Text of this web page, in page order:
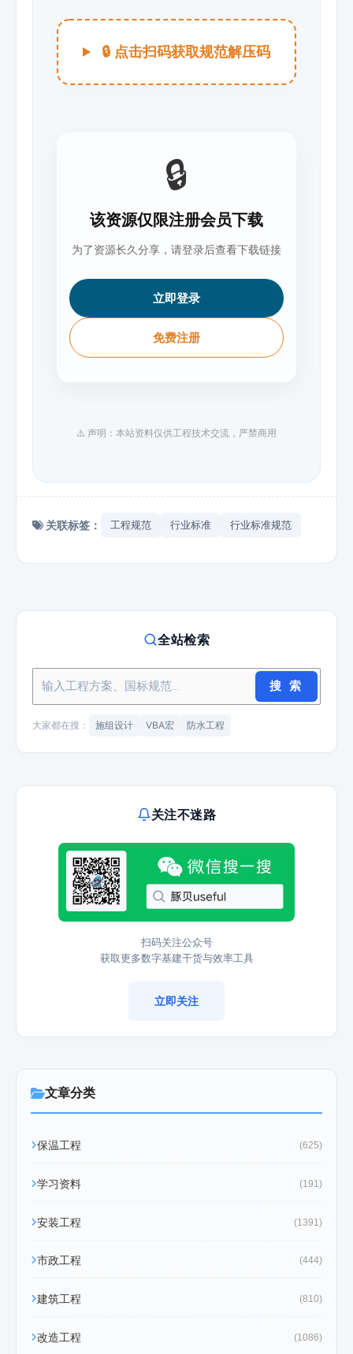
🔒 点击扫码获取规范解压码
🔒
该资源仅限注册会员下载
为了资源长久分享，请登录后查看下载链接
立即登录
免费注册
⚠️ 声明：本站资料仅供工程技术交流，严禁商用
关联标签： 工程规范 行业标准 行业标准规范
全站检索
搜 索
大家都在搜： 施组设计 VBA宏 防水工程
关注不迷路
扫码关注公众号
获取更多数字基建干货与效率工具
立即关注
文章分类
保温工程 (625)
学习资料 (191)
安装工程 (1391)
市政工程 (444)
建筑工程 (810)
改造工程 (1086)